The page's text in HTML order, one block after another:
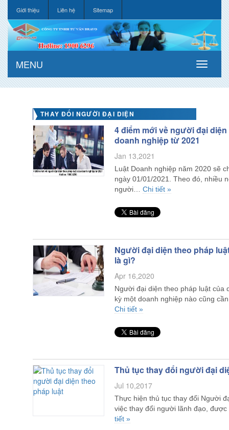
Giới thiệu Liên hệ Sitemap
MENU
THAY ĐỔI NGƯỜI ĐẠI DIỆN
4 điểm mới về người đại
doanh nghiệp từ 2021
Jan 13,2021
Luật Doanh nghiệp năm 2020 sẽ
ngày 01/01/2021. Theo đó, nhiều
người…Chi tiết »
Người đại diện theo pháp
là gì?
Apr 16,2020
Người đại diện theo pháp luật của
kỳ một doanh nghiệp nào cũng
Chi tiết »
Thủ tục thay đổi người đại
Jul 10,2017
Thực hiện thủ tục thay đổi Người
việc thay đổi người lãnh đạo,
tiết »